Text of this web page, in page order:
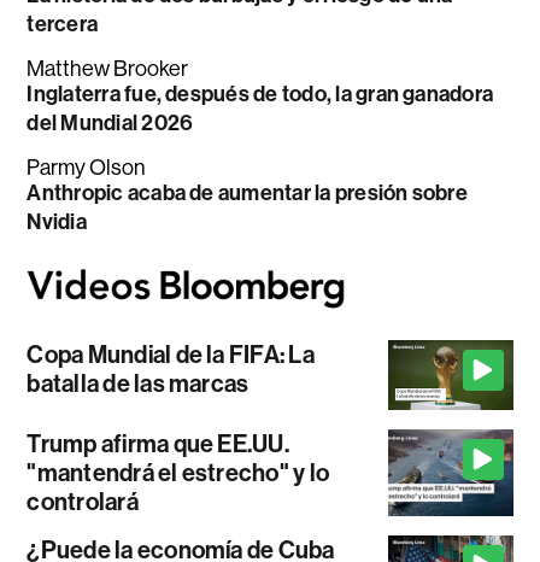
tercera
Matthew Brooker
Inglaterra fue, después de todo, la gran ganadora
del Mundial 2026
Parmy Olson
Anthropic acaba de aumentar la presión sobre
Nvidia
Copa Mundial de la FIFA: La
batalla de las marcas
Trump afirma que EE.UU.
"mantendrá el estrecho" y lo
controlará
¿Puede la economía de Cuba